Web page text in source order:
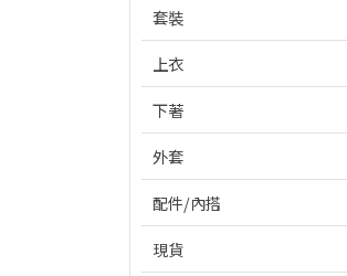
套裝
上衣
下著
外套
配件/內搭
現貨